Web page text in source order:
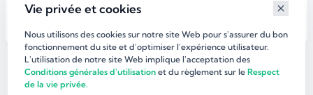
©dirlaffaire.com 2026
Vie privée et cookies
Nous utilisons des cookies sur notre site Web pour s'assurer du bon
fonctionnement du site et d'optimiser l’expérience utilisateur.
L'utilisation de notre site Web implique l'acceptation des
Conditions générales d'utilisation et du règlement sur leRespect
de la vie privée.